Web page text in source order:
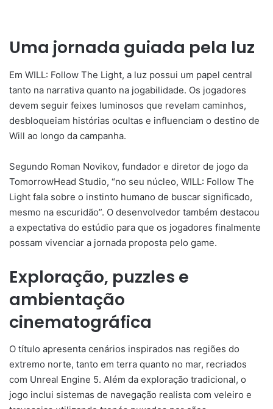
Uma jornada guiada pela luz
Em WILL: Follow The Light, a luz possui um papel central
tanto na narrativa quanto na jogabilidade. Os jogadores
devem seguir feixes luminosos que revelam caminhos,
desbloqueiam histórias ocultas e influenciam o destino de
Will ao longo da campanha.
Segundo Roman Novikov, fundador e diretor de jogo da
TomorrowHead Studio, “no seu núcleo, WILL: Follow The
Light fala sobre o instinto humano de buscar significado,
mesmo na escuridão”. O desenvolvedor também destacou
a expectativa do estúdio para que os jogadores finalmente
possam vivenciar a jornada proposta pelo game.
Exploração, puzzles e
ambientação
cinematográfica
O título apresenta cenários inspirados nas regiões do
extremo norte, tanto em terra quanto no mar, recriados
com Unreal Engine 5. Além da exploração tradicional, o
jogo inclui sistemas de navegação realista com veleiro e